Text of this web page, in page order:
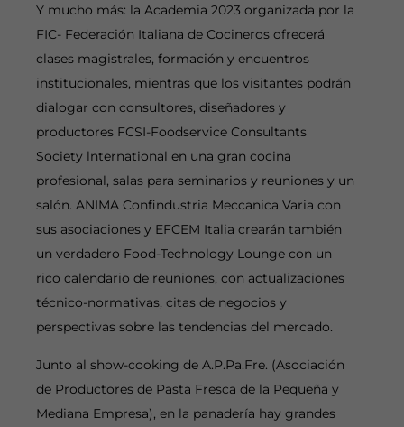
Y mucho más: la Academia 2023 organizada por la
FIC- Federación Italiana de Cocineros ofrecerá
clases magistrales, formación y encuentros
institucionales, mientras que los visitantes podrán
dialogar con consultores, diseñadores y
productores FCSI-Foodservice Consultants
Society lnternational en una gran cocina
profesional, salas para seminarios y reuniones y un
salón. ANIMA Confindustria Meccanica Varia con
sus asociaciones y EFCEM Italia crearán también
un verdadero Food-Technology Lounge con un
rico calendario de reuniones, con actualizaciones
técnico-normativas, citas de negocios y
perspectivas sobre las tendencias del mercado.
Junto al show-cooking de A.P.Pa.Fre. (Asociación
de Productores de Pasta Fresca de la Pequeña y
Mediana Empresa), en la panadería hay grandes